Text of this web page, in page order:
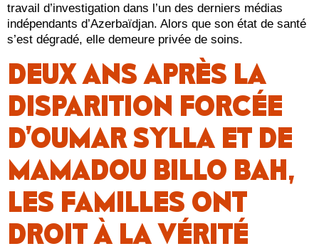
travail d’investigation dans l’un des derniers médias
indépendants d’Azerbaïdjan. Alors que son état de santé
s’est dégradé, elle demeure privée de soins.
DEUX ANS APRÈS LA
DISPARITION FORCÉE
D’OUMAR SYLLA ET DE
MAMADOU BILLO BAH,
LES FAMILLES ONT
DROIT À LA VÉRITÉ